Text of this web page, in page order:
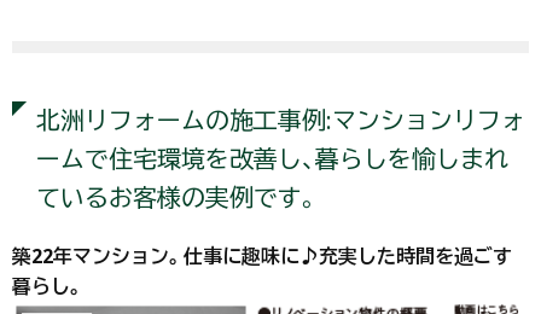
北洲リフォームの施工事例:マンションリフォ
ームで住宅環境を改善し、暮らしを愉しまれ
ているお客様の実例です。
築22年マンション。仕事に趣味に♪充実した時間を過ごす
暮らし。